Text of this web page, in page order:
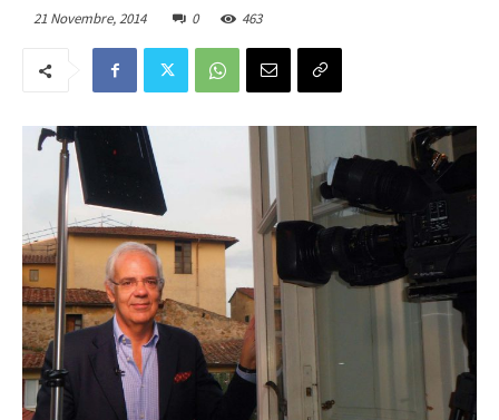
21 Novembre, 2014 0 463